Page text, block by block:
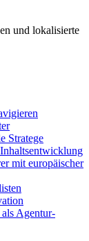
und lokalisierte
Stratege
mit europäischer
Agentur-